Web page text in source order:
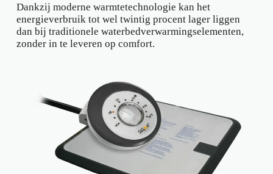
Dankzij moderne warmtetechnologie kan het
energieverbruik tot wel twintig procent lager liggen
dan bij traditionele waterbedverwarmingselementen,
zonder in te leveren op comfort.